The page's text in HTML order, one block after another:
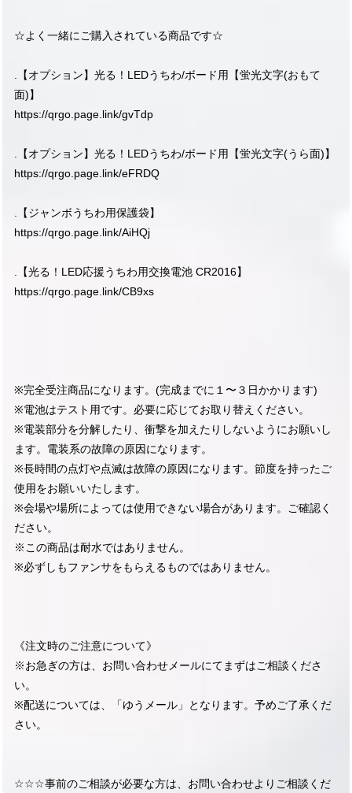
☆よく一緒にご購入されている商品です☆
.【オプション】光る！LEDうちわ/ボード用【蛍光文字(おもて
面)】
https://qrgo.page.link/gvTdp
.【オプション】光る！LEDうちわ/ボード用【蛍光文字(うら面)】
https://qrgo.page.link/eFRDQ
.【ジャンボうちわ用保護袋】
https://qrgo.page.link/AiHQj
.【光る！LED応援うちわ用交換電池 CR2016】
https://qrgo.page.link/CB9xs
※完全受注商品になります。(完成までに１〜３日かかります)
※電池はテスト用です。必要に応じてお取り替えください。
※電装部分を分解したり、衝撃を加えたりしないようにお願いし
ます。電装系の故障の原因になります。
※長時間の点灯や点滅は故障の原因になります。節度を持ったご
使用をお願いいたします。
※会場や場所によっては使用できない場合があります。ご確認く
ださい。
※この商品は耐水ではありません。
※必ずしもファンサをもらえるものではありません。
《注文時のご注意について》
※お急ぎの方は、お問い合わせメールにてまずはご相談くださ
い。
※配送については、「ゆうメール」となります。予めご了承くだ
さい。
☆☆☆事前のご相談が必要な方は、お問い合わせよりご相談くだ